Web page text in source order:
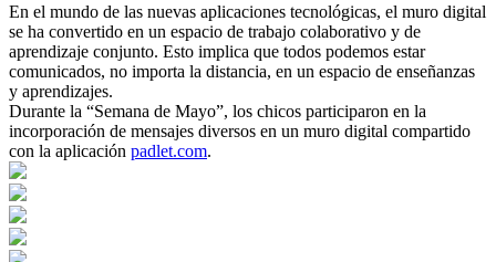
En el mundo de las nuevas aplicaciones tecnológicas, el muro digital
se ha convertido en un espacio de trabajo colaborativo y de
aprendizaje conjunto. Esto implica que todos podemos estar
comunicados, no importa la distancia, en un espacio de enseñanzas
y aprendizajes.
Durante la “Semana de Mayo”, los chicos participaron en la
incorporación de mensajes diversos en un muro digital compartido
con la aplicación padlet.com.